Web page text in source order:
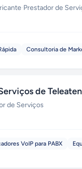
·Prestador de
Consultoria de
de
de Serviços
VoIP para PABX